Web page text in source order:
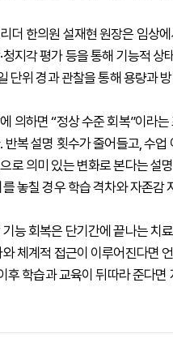
더 한의원 설재현 원장은 임상
청지각 평가 등을 통해 기능적
단위 경과 관찰을 통해 용량과
의하면 “정상 수준 회복”이라
반복 설명 횟수가 줄어들고, 수
로 의미 있는 변화로 본다는 설
를 놓칠 경우 학습 격차와 자존감
능 회복은 단기간에 끝나는 치
체계적 접근이 이루어진다면
후 학습과 교육이 뒤따라 준다